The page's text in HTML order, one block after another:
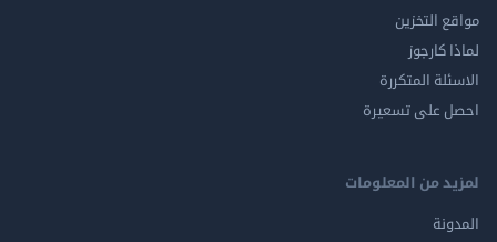
مواقع التخزين
لماذا كارجوز
الاسئلة المتكررة
احصل على تسعيرة
لمزيد من المعلومات
المدونة